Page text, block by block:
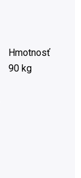
Hmotnosť
90 kg